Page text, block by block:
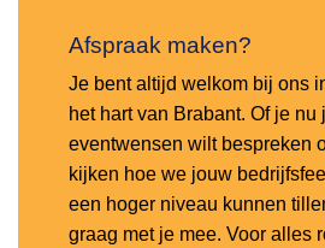
Afspraak maken?
Je bent altijd welkom bij ons
het hart van Brabant. Of je
eventwensen wilt bespreken
kijken hoe we jouw
een hoger niveau kunnen
graag met je mee. Voor alles